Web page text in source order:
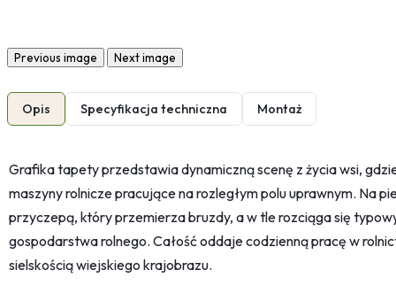
Previous image Next image
Opis Specyfikacja techniczna Montaż
Grafika tapety przedstawia dynamiczną scenę z życia wsi,
maszyny rolnicze pracujące na rozległym polu uprawnym. Na
przyczepą, który przemierza bruzdy, a w tle rozciąga się
gospodarstwa rolnego. Całość oddaje codzienną pracę w
sielskością wiejskiego krajobrazu.